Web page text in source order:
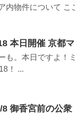
内物件について こ
本日開催 京都
も。本日ですよ！
！ ...
8 御香宮前の公